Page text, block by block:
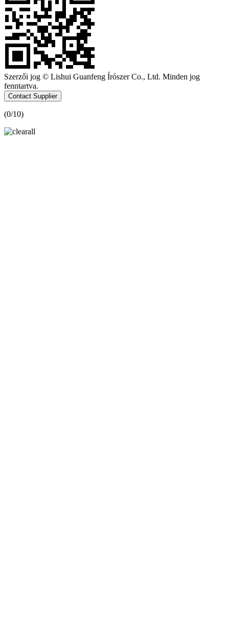
Szerzői jog © Lishui Guanfeng Írószer Co., Ltd. Minden jog
fenntartva.
Contact Supplier
(0/10)